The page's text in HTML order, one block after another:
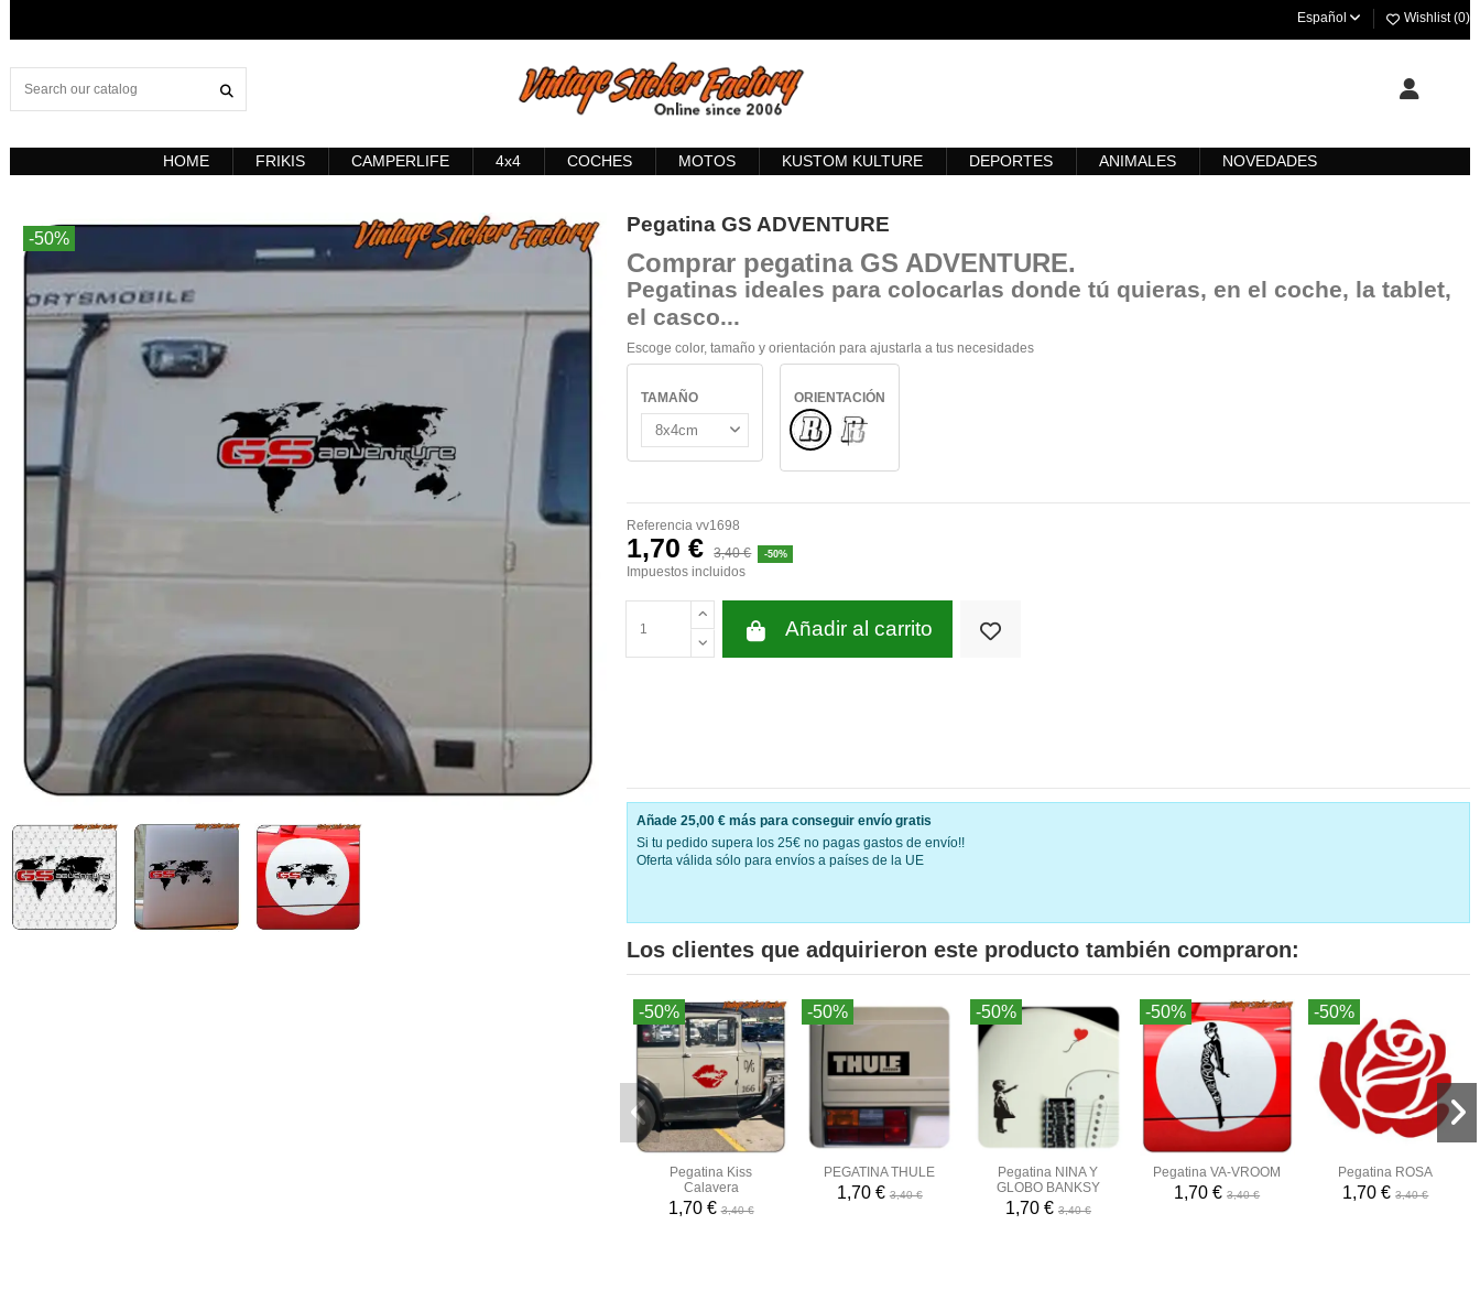
Español Wishlist (0)
HOME FRIKIS CAMPERLIFE 4x4 COCHES MOTOS KUSTOM KULTURE DEPORTES ANIMALES NOVEDADES
-50%
Pegatina GS ADVENTURE
Comprar pegatina GS ADVENTURE.
Pegatinas ideales para colocarlas donde tú quieras, en el coche, la tablet,
el casco...
Escoge color, tamaño y orientación para ajustarla a tus necesidades
TAMAÑO
ORIENTACIÓN
NormalINTERIOR CRISTAL
Referencia vv1698
1,70 € 3,40 € -50%
Impuestos incluidos
Añadir al carrito
Añade 25,00 € más para conseguir envío gratis
Si tu pedido supera los 25€ no pagas gastos de envío!!
Oferta válida sólo para envíos a países de la UE
Los clientes que adquirieron este producto también compraron:
-50%
Pegatina Kiss
Calavera
1,70 €3,40 €
-50%
PEGATINA THULE
1,70 €3,40 €
-50%
Pegatina NINA Y
GLOBO BANKSY
1,70 € 3,40 €
-50%
Pegatina VA-VROOM
1,70 €3,40 €
-50%
Pegatina ROSA
1,70 €3,40 €